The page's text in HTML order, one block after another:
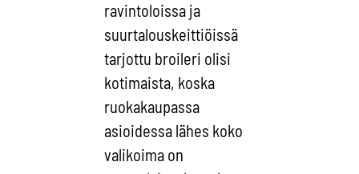
ravintoloissa ja
suurtalouskeittiöissä
tarjottu broileri olisi
kotimaista, koska
ruokakaupassa
asioidessa lähes koko
valikoima on